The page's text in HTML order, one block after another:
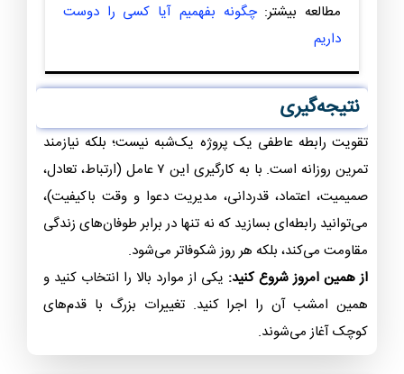
مطالعه بیشتر:چگونه بفهمیم آیا کسی را دوست
داریم
نتیجه‌گیری
تقویت رابطه عاطفی یک پروژه یک‌شبه نیست؛ بلکه نیازمند
تمرین روزانه است. با به کارگیری این ۷ عامل (ارتباط، تعادل،
صمیمیت، اعتماد، قدردانی، مدیریت دعوا و وقت باکیفیت)،
می‌توانید رابطه‌ای بسازید که نه تنها در برابر طوفان‌های زندگی
مقاومت می‌کند، بلکه هر روز شکوفاتر می‌شود.
از همین امروز شروع کنید: یکی از موارد بالا را انتخاب کنید و
همین امشب آن را اجرا کنید. تغییرات بزرگ با قدم‌های
کوچک آغاز می‌شوند.